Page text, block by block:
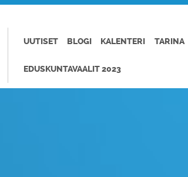
UUTISET BLOGI KALENTERI TARINA
EDUSKUNTAVAALIT 2023